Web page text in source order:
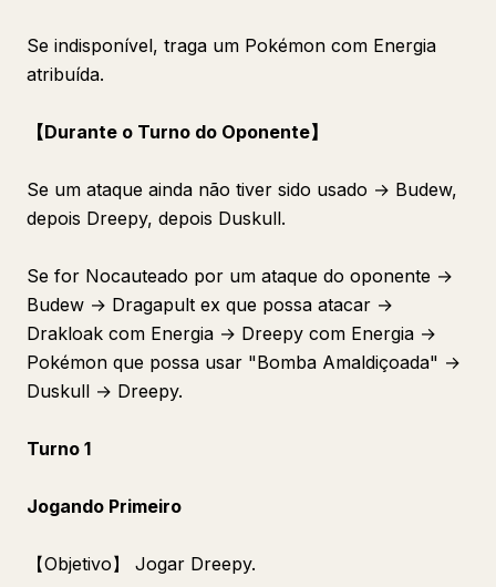
Se indisponível, traga um Pokémon com Energia
atribuída.
【Durante o Turno do Oponente】
Se um ataque ainda não tiver sido usado → Budew,
depois Dreepy, depois Duskull.
Se for Nocauteado por um ataque do oponente →
Budew → Dragapult ex que possa atacar →
Drakloak com Energia → Dreepy com Energia →
Pokémon que possa usar "Bomba Amaldiçoada" →
Duskull → Dreepy.
Turno 1
Jogando Primeiro
【Objetivo】 Jogar Dreepy.